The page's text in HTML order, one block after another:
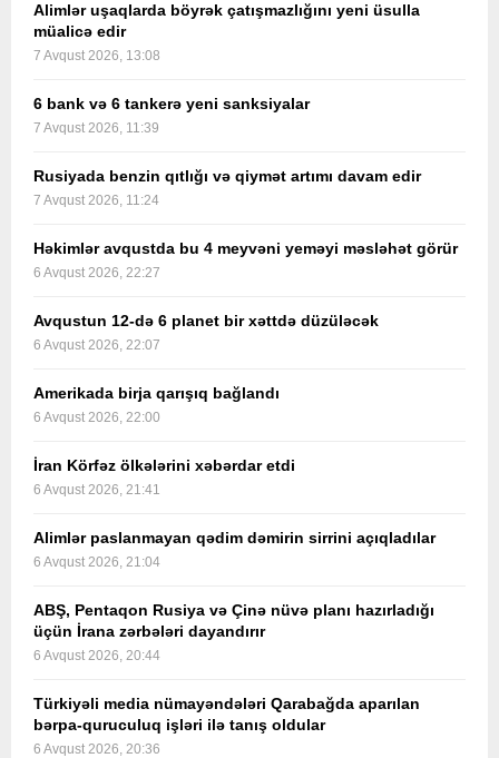
Alimlər uşaqlarda böyrək çatışmazlığını yeni üsulla
müalicə edir
7 Avqust 2026, 13:08
6 bank və 6 tankerə yeni sanksiyalar
7 Avqust 2026, 11:39
Rusiyada benzin qıtlığı və qiymət artımı davam edir
7 Avqust 2026, 11:24
Həkimlər avqustda bu 4 meyvəni yeməyi məsləhət görür
6 Avqust 2026, 22:27
Avqustun 12-də 6 planet bir xəttdə düzüləcək
6 Avqust 2026, 22:07
Amerikada birja qarışıq bağlandı
6 Avqust 2026, 22:00
İran Körfəz ölkələrini xəbərdar etdi
6 Avqust 2026, 21:41
Alimlər paslanmayan qədim dəmirin sirrini açıqladılar
6 Avqust 2026, 21:04
ABŞ, Pentaqon Rusiya və Çinə nüvə planı hazırladığı
üçün İrana zərbələri dayandırır
6 Avqust 2026, 20:44
Türkiyəli media nümayəndələri Qarabağda aparılan
bərpa-quruculuq işləri ilə tanış oldular
6 Avqust 2026, 20:36